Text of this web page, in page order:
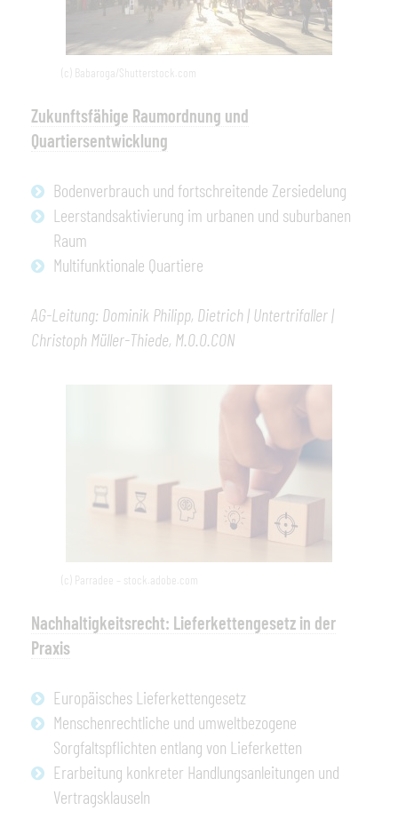
(c) Babaroga/Shutterstock.com
Zukunftsfähige Raumordnung und
Quartiersentwicklung
Bodenverbrauch und fortschreitende Zersiedelung
Leerstandsaktivierung im urbanen und suburbanen
Raum
Multifunktionale Quartiere
AG-Leitung: Dominik Philipp, Dietrich | Untertrifaller |
Christoph Müller-Thiede, M.O.O.CON
(c) Parradee – stock.adobe.com
Nachhaltigkeitsrecht: Lieferkettengesetz in der
Praxis
Europäisches Lieferkettengesetz
Menschenrechtliche und umweltbezogene
Sorgfaltspflichten entlang von Lieferketten
Erarbeitung konkreter Handlungsanleitungen und
Vertragsklauseln